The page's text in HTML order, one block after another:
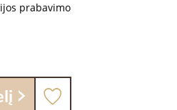
prabavimo